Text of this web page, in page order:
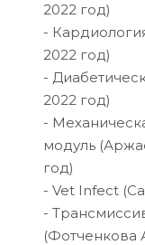
2022 год)
-
2022 год)
-
2022 год)
-
модуль
год)
- Vet Infect
-
(Фотченкова